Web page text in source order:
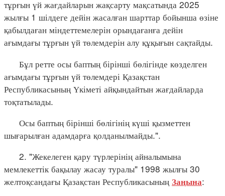
тұрғын үй жағдайларын жақсарту мақсатында 2025
жылғы 1 шілдеге дейін жасалған шарттар бойынша өзіне
қабылдаған міндеттемелерін орындағанға дейін
ағымдағы тұрғын үй төлемдерін алу құқығын сақтайды.
Бұл ретте осы баптың бірінші бөлігінде көзделген
ағымдағы тұрғын үй төлемдері Қазақстан
Республикасының Үкіметі айқындайтын жағдайларда
тоқтатылады.
Осы баптың бірінші бөлігінің күші қызметтен
шығарылған адамдарға қолданылмайды.".
2. "Жекелеген қару түрлерінің айналымына
мемлекеттік бақылау жасау туралы" 1998 жылғы 30
желтоқсандағы Қазақстан Республикасының Заңына: